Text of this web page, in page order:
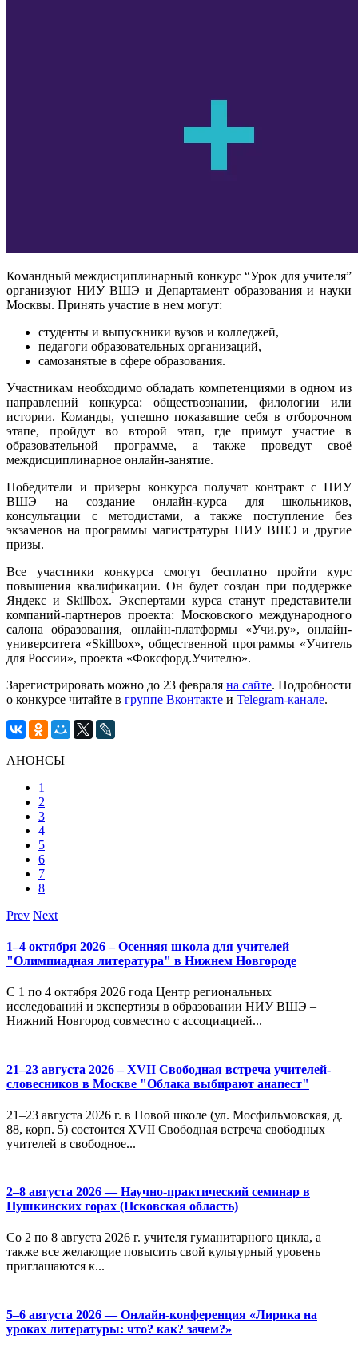
Командный междисциплинарный конкурс “Урок для учителя”
организуют НИУ ВШЭ и Департамент образования и науки
Москвы. Принять участие в нем могут:
студенты и выпускники вузов и колледжей,
педагоги образовательных организаций,
самозанятые в сфере образования.
Участникам необходимо обладать компетенциями в одном из
направлений конкурса: обществознании, филологии или
истории. Команды, успешно показавшие себя в отборочном
этапе, пройдут во второй этап, где примут участие в
образовательной программе, а также проведут своё
междисциплинарное онлайн-занятие.
Победители и призеры конкурса получат контракт с НИУ
ВШЭ на создание онлайн-курса для школьников,
консультации с методистами, а также поступление без
экзаменов на программы магистратуры НИУ ВШЭ и другие
призы.
Все участники конкурса смогут бесплатно пройти курс
повышения квалификации. Он будет создан при поддержке
Яндекс и Skillbox. Экспертами курса станут представители
компаний-партнеров проекта: Московского международного
салона образования, онлайн-платформы «Учи.ру», онлайн-
университета «Skillbox», общественной программы «Учитель
для России», проекта «Фоксфорд.Учителю».
Зарегистрировать можно до 23 февраля на сайте. Подробности
о конкурсе читайте в группе Вконтакте и Telegram-канале.
АНОНСЫ
1
2
3
4
5
6
7
8
Prev Next
1–4 октября 2026 – Осенняя школа для учителей
"Олимпиадная литература" в Нижнем Новгороде
С 1 по 4 октября 2026 года Центр региональных
исследований и экспертизы в образовании НИУ ВШЭ –
Нижний Новгород совместно с ассоциацией...
21–23 августа 2026 – XVII Свободная встреча учителей-
словесников в Москве "Облака выбирают анапест"
21–23 августа 2026 г. в Новой школе (ул. Мосфильмовская, д.
88, корп. 5) состоится XVII Свободная встреча свободных
учителей в свободное...
2–8 августа 2026 — Научно-практический семинар в
Пушкинских горах (Псковская область)
Со 2 по 8 августа 2026 г. учителя гуманитарного цикла, а
также все желающие повысить свой культурный уровень
приглашаются к...
5–6 августа 2026 — Онлайн-конференция «Лирика на
уроках литературы: что? как? зачем?»